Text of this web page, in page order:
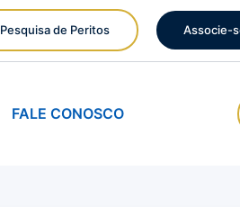
Pesquisa de Peritos Associe-
FALE CONOSCO